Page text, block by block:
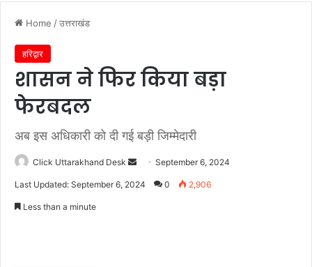
Home /उत्तराखंड
हरिद्वार
शासन ने फिर किया बड़ा
फेरबदल
अब इस अधिकारी को दी गई बड़ी जिम्मेदारी
Click Uttarakhand Desk
e
September 6, 2024
Last Updated: September 6, 2024 0 2,906
Less than a minute